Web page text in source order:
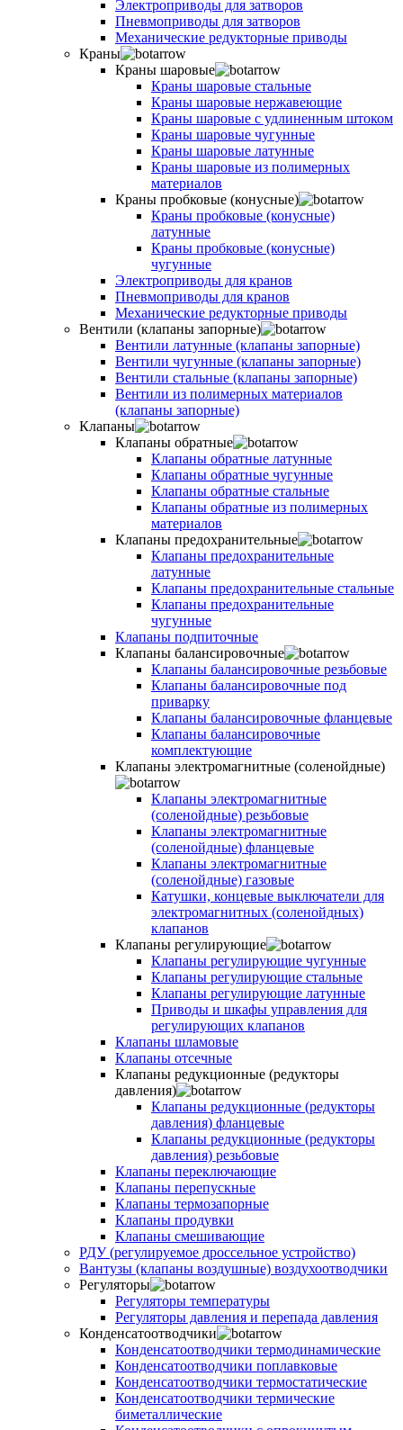
Электроприводы для затворов
Пневмоприводы для затворов
Механические редукторные приводы
Краны
Краны шаровые
Краны шаровые стальные
Краны шаровые нержавеющие
Краны шаровые с удлиненным штоком
Краны шаровые чугунные
Краны шаровые латунные
Краны шаровые из полимерных
материалов
Краны пробковые (конусные)
Краны пробковые (конусные)
латунные
Краны пробковые (конусные)
чугунные
Электроприводы для кранов
Пневмоприводы для кранов
Механические редукторные приводы
Вентили (клапаны запорные)
Вентили латунные (клапаны запорные)
Вентили чугунные (клапаны запорные)
Вентили стальные (клапаны запорные)
Вентили из полимерных материалов
(клапаны запорные)
Клапаны
Клапаны обратные
Клапаны обратные латунные
Клапаны обратные чугунные
Клапаны обратные стальные
Клапаны обратные из полимерных
материалов
Клапаны предохранительные
Клапаны предохранительные
латунные
Клапаны предохранительные стальные
Клапаны предохранительные
чугунные
Клапаны подпиточные
Клапаны балансировочные
Клапаны балансировочные резьбовые
Клапаны балансировочные под
приварку
Клапаны балансировочные фланцевые
Клапаны балансировочные
комплектующие
Клапаны электромагнитные (соленойдные)
Клапаны электромагнитные
(соленойдные) резьбовые
Клапаны электромагнитные
(соленойдные) фланцевые
Клапаны электромагнитные
(соленойдные) газовые
Катушки, концевые выключатели для
электромагнитных (соленойдных)
клапанов
Клапаны регулирующие
Клапаны регулирующие чугунные
Клапаны регулирующие стальные
Клапаны регулирующие латунные
Приводы и шкафы управления для
регулирующих клапанов
Клапаны шламовые
Клапаны отсечные
Клапаны редукционные (редукторы
давления)
Клапаны редукционные (редукторы
давления) фланцевые
Клапаны редукционные (редукторы
давления) резьбовые
Клапаны переключающие
Клапаны перепускные
Клапаны термозапорные
Клапаны продувки
Клапаны смешивающие
РДУ (регулируемое дроссельное устройство)
Вантузы (клапаны воздушные) воздухоотводчики
Регуляторы
Регуляторы температуры
Регуляторы давления и перепада давления
Конденсатоотводчики
Конденсатоотводчики термодинамические
Конденсатоотводчики поплавковые
Конденсатоотводчики термостатические
Конденсатоотводчики термические
биметаллические